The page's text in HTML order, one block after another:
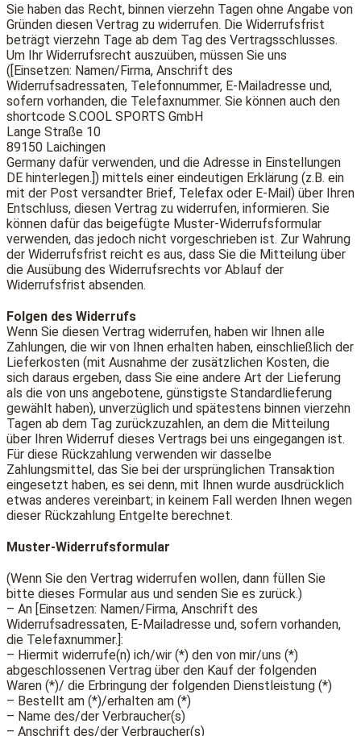
Sie haben das Recht, binnen vierzehn Tagen ohne Angabe von
Gründen diesen Vertrag zu widerrufen. Die Widerrufsfrist
beträgt vierzehn Tage ab dem Tag des Vertragsschlusses.
Um Ihr Widerrufsrecht auszuüben, müssen Sie uns
([Einsetzen: Namen/Firma, Anschrift des
Widerrufsadressaten, Telefonnummer, E-Mailadresse und,
sofern vorhanden, die Telefaxnummer. Sie können auch den
shortcode S.COOL SPORTS GmbH
Lange Straße 10
89150 Laichingen
Germany dafür verwenden, und die Adresse in Einstellungen
DE hinterlegen.]) mittels einer eindeutigen Erklärung (z.B. ein
mit der Post versandter Brief, Telefax oder E-Mail) über Ihren
Entschluss, diesen Vertrag zu widerrufen, informieren. Sie
können dafür das beigefügte Muster-Widerrufsformular
verwenden, das jedoch nicht vorgeschrieben ist. Zur Wahrung
der Widerrufsfrist reicht es aus, dass Sie die Mitteilung über
die Ausübung des Widerrufsrechts vor Ablauf der
Widerrufsfrist absenden.
Folgen des Widerrufs
Wenn Sie diesen Vertrag widerrufen, haben wir Ihnen alle
Zahlungen, die wir von Ihnen erhalten haben, einschließlich der
Lieferkosten (mit Ausnahme der zusätzlichen Kosten, die
sich daraus ergeben, dass Sie eine andere Art der Lieferung
als die von uns angebotene, günstigste Standardlieferung
gewählt haben), unverzüglich und spätestens binnen vierzehn
Tagen ab dem Tag zurückzuzahlen, an dem die Mitteilung
über Ihren Widerruf dieses Vertrags bei uns eingegangen ist.
Für diese Rückzahlung verwenden wir dasselbe
Zahlungsmittel, das Sie bei der ursprünglichen Transaktion
eingesetzt haben, es sei denn, mit Ihnen wurde ausdrücklich
etwas anderes vereinbart; in keinem Fall werden Ihnen wegen
dieser Rückzahlung Entgelte berechnet.
Muster-Widerrufsformular
(Wenn Sie den Vertrag widerrufen wollen, dann füllen Sie
bitte dieses Formular aus und senden Sie es zurück.)
– An [Einsetzen: Namen/Firma, Anschrift des
Widerrufsadressaten, E-Mailadresse und, sofern vorhanden,
die Telefaxnummer.]:
– Hiermit widerrufe(n) ich/wir (*) den von mir/uns (*)
abgeschlossenen Vertrag über den Kauf der folgenden
Waren (*)/ die Erbringung der folgenden Dienstleistung (*)
– Bestellt am (*)/erhalten am (*)
– Name des/der Verbraucher(s)
– Anschrift des/der Verbraucher(s)